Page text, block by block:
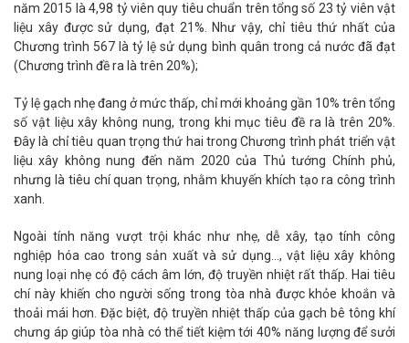
năm 2015 là 4,98 tỷ viên quy tiêu chuẩn trên tổng số 23 tỷ viên vật
liệu xây được sử dụng, đạt 21%. Như vậy, chỉ tiêu thứ nhất của
Chương trình 567 là tỷ lệ sử dụng bình quân trong cả nước đã đạt
(Chương trình đề ra là trên 20%);
Tỷ lệ gạch nhẹ đang ở mức thấp, chỉ mới khoảng gần 10% trên tổng
số vật liệu xây không nung, trong khi mục tiêu đề ra là trên 20%.
Đây là chỉ tiêu quan trọng thứ hai trong Chương trình phát triển vật
liệu xây không nung đến năm 2020 của Thủ tướng Chính phủ,
nhưng là tiêu chí quan trọng, nhằm khuyến khích tạo ra công trình
xanh.
Ngoài tính năng vượt trội khác như nhẹ, dễ xây, tạo tính công
nghiệp hóa cao trong sản xuất và sử dụng…, vật liệu xây không
nung loại nhẹ có độ cách âm lớn, độ truyền nhiệt rất thấp. Hai tiêu
chí này khiến cho người sống trong tòa nhà được khỏe khoắn và
thoải mái hơn. Đặc biệt, độ truyền nhiệt thấp của gạch bê tông khí
chưng áp giúp tòa nhà có thể tiết kiệm tới 40% năng lượng để sưởi